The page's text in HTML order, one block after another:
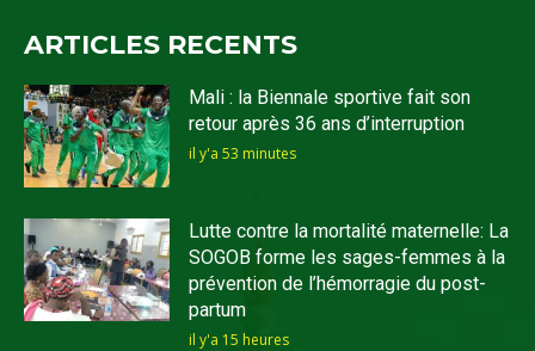
ARTICLES RECENTS
Mali : la Biennale sportive fait son
retour après 36 ans d’interruption
il y'a 53 minutes
Lutte contre la mortalité maternelle: La
SOGOB forme les sages-femmes à la
prévention de l’hémorragie du post-
partum
il y'a 15 heures